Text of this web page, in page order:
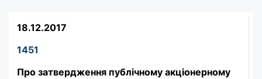
18.12.2017
1451
Про затвердження публічному акціонерному